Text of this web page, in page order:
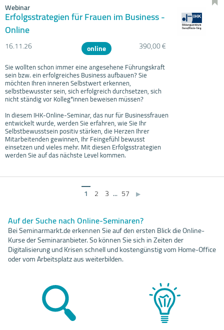
Webinar
Erfolgsstrategien für Frauen im Business -
Online
16.11.26 online 390,00 €
Sie wollten schon immer eine angesehene Führungskraft
sein bzw. ein erfolgreiches Business aufbauen? Sie
möchten Ihren inneren Selbstwert erkennen,
selbstbewusster sein, sich erfolgreich durchsetzen, sich
nicht ständig vor Kolleg*innen beweisen müssen?
In diesem IHK-Online-Seminar, das nur für Businessfrauen
entwickelt wurde, werden Sie erfahren, wie Sie Ihr
Selbstbewusstsein positiv stärken, die Herzen Ihrer
Mitarbeitenden gewinnen, Ihr Feingefühl bewusst
einsetzen und vieles mehr. Mit diesen Erfolgsstrategien
werden Sie auf das nächste Level kommen.
1 2 3 ... 57 ▶
Auf der Suche nach Online-Seminaren?
Bei Seminarmarkt.de erkennen Sie auf den ersten Blick die Online-
Kurse der Seminaranbieter. So können Sie sich in Zeiten der
Digitalisierung und Krisen schnell und kostengünstig vom Home-Office
oder vom Arbeitsplatz aus weiterbilden.